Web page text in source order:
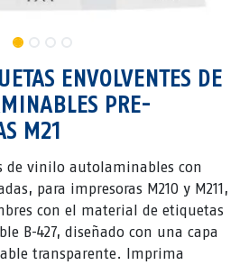
ENVOLVENTES DE
PRE-
M21
de vinilo autolaminables con
para impresoras M210 y M211,
con el material de etiquetas
B-427, diseñado con una capa
transparente. Imprima